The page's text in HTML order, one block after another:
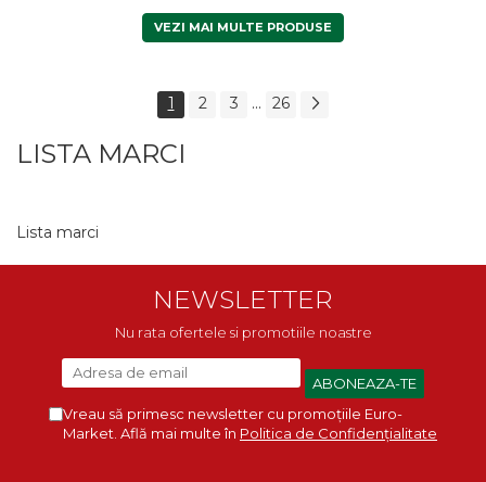
VEZI MAI MULTE PRODUSE
1 2 3 ... 26
LISTA MARCI
Lista marci
NEWSLETTER
Nu rata ofertele si promotiile noastre
Vreau să primesc newsletter cu promoțiile Euro-
Market. Află mai multe în Politica de Confidențialitate